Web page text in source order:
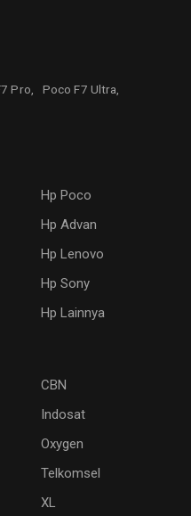
Pro,
Poco F7 Ultra,
Hp Poco
Hp Advan
Hp Lenovo
Hp Sony
Hp Lainnya
CBN
Indosat
Oxygen
Telkomsel
XL